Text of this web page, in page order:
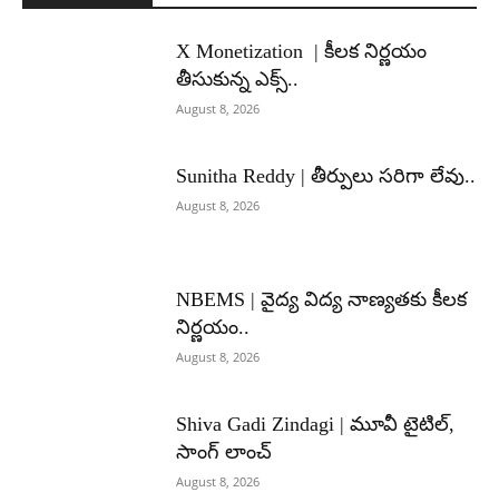
X Monetization | కీలక నిర్ణయం
తీసుకున్న ఎక్స్..
August 8, 2026
Sunitha Reddy | తీర్పులు సరిగా లేవు..
August 8, 2026
NBEMS | వైద్య విద్య నాణ్యతకు కీలక
నిర్ణయం..
August 8, 2026
Shiva Gadi Zindagi | మూవీ టైటిల్,
సాంగ్ లాంచ్
August 8, 2026